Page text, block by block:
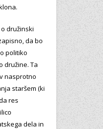
družinski
da bo
politiko
družine. Ta
nasprotno
staršem (ki
res
dela in